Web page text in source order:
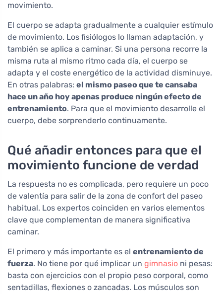
movimiento.
El cuerpo se adapta gradualmente a cualquier estímulo
de movimiento. Los fisiólogos lo llaman adaptación, y
también se aplica a caminar. Si una persona recorre la
misma ruta al mismo ritmo cada día, el cuerpo se
adapta y el coste energético de la actividad disminuye.
En otras palabras: el mismo paseo que te cansaba
hace un año hoy apenas produce ningún efecto de
entrenamiento. Para que el movimiento desarrolle el
cuerpo, debe sorprenderlo continuamente.
Qué añadir entonces para que el
movimiento funcione de verdad
La respuesta no es complicada, pero requiere un poco
de valentía para salir de la zona de confort del paseo
habitual. Los expertos coinciden en varios elementos
clave que complementan de manera significativa
caminar.
El primero y más importante es el entrenamiento de
fuerza. No tiene por qué implicar un gimnasio ni pesas:
basta con ejercicios con el propio peso corporal, como
sentadillas, flexiones o zancadas. Los músculos son